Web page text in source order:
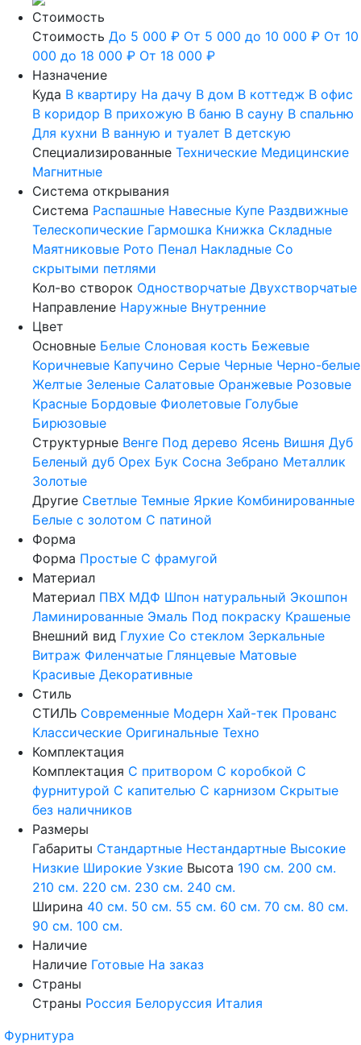
Стоимость
Стоимость До 5 000 ₽ От 5 000 до 10 000 ₽ От 10
000 до 18 000 ₽ От 18 000 ₽
Назначение
Куда В квартиру На дачу В дом В коттедж В офис
В коридор В прихожую В баню В сауну В спальню
Для кухни В ванную и туалет В детскую
Специализированные Технические Медицинские
Магнитные
Система открывания
Система Распашные Навесные Купе Раздвижные
Телескопические Гармошка Книжка Складные
Маятниковые Рото Пенал Накладные Со
скрытыми петлями
Кол-во створок Одностворчатые Двухстворчатые
Направление Наружные Внутренние
Цвет
Основные Белые Слоновая кость Бежевые
Коричневые Капучино Серые Черные Черно-белые
Желтые Зеленые Салатовые Оранжевые Розовые
Красные Бордовые Фиолетовые Голубые
Бирюзовые
Структурные Венге Под дерево Ясень Вишня Дуб
Беленый дуб Орех Бук Сосна Зебрано Металлик
Золотые
Другие Светлые Темные Яркие Комбинированные
Белые с золотом С патиной
Форма
Форма Простые С фрамугой
Материал
Материал ПВХ МДФ Шпон натуральный Экошпон
Ламинированные Эмаль Под покраску Крашеные
Внешний вид Глухие Со стеклом Зеркальные
Витраж Филенчатые Глянцевые Матовые
Красивые Декоративные
Стиль
СТИЛЬ Современные Модерн Хай-тек Прованс
Классические Оригинальные Техно
Комплектация
Комплектация С притвором С коробкой С
фурнитурой С капителью С карнизом Скрытые
без наличников
Размеры
Габариты Стандартные Нестандартные Высокие
Низкие Широкие Узкие Высота 190 см. 200 см.
210 см. 220 см. 230 см. 240 см.
Ширина 40 см. 50 см. 55 см. 60 см. 70 см. 80 см.
90 см. 100 см.
Наличие
Наличие Готовые На заказ
Страны
Страны Россия Белоруссия Италия
Фурнитура